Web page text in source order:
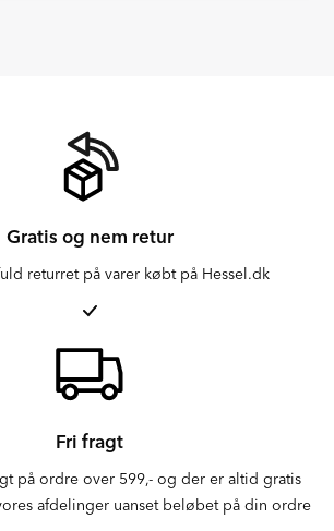
Gratis og nem retur
returret på varer købt på Hessel.dk
Fri fragt
på ordre over 599,- og der er altid gratis
afdelinger uanset beløbet på din ordre